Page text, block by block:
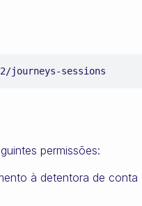
journeys-sessions
permissões:
à detentora de conta